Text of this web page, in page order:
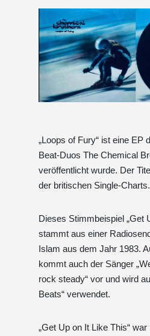
„Loops of Fury“ ist eine EP
Beat-Duos The Chemical
veröffentlicht wurde. Der
der britischen Single-Charts.
Dieses Stimmbeispiel „Get
stammt aus einer
Islam aus dem Jahr 1983.
kommt auch der Sänger
rock steady“ vor und wird
Beats“ verwendet.
„Get Up on It Like This“